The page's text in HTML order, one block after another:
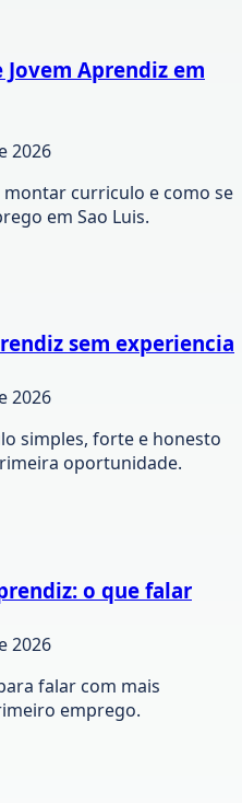
Aprendiz em
2026
curriculo e como se
em Sao Luis.
sem experiencia
2026
simples, forte e honesto
oportunidade.
o que falar
2026
falar com mais
emprego.